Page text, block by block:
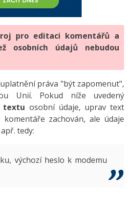
Bootstrap, SEO
vzory
vzory
aplikací
-80%
-25%
pro editaci komentářů a
osobních údajů nebudou
práva "být zapomenut",
Unií. Pokud níže uvedený
textu osobní údaje, uprav text
zachován, ale údaje
tedy:
výchozí heslo k modemu